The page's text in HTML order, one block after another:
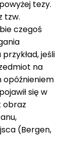
tezy.
tzw.
czegoś
jeśli
na
opóźnieniem
się w
obraz
(Bergen,